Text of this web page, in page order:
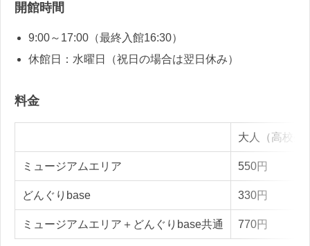
開館時間
9:00～17:00（最終入館16:30）
休館日：水曜日（祝日の場合は翌日休み）
料金
大人（高校生
ミュージアムエリア 550円
どんぐりbase 330円
ミュージアムエリア＋どんぐりbase共通 770円